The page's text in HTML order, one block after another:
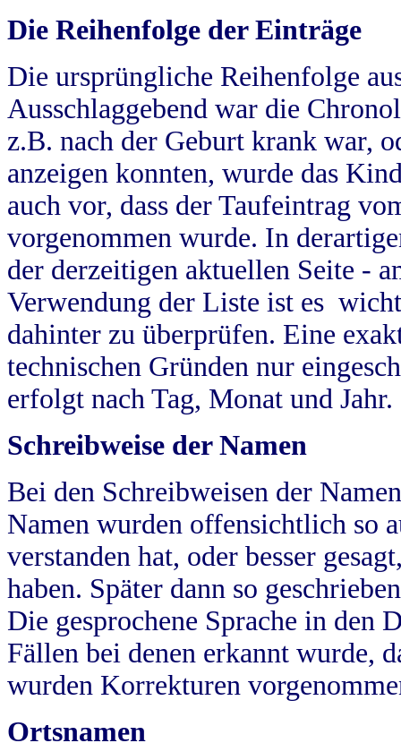
Die Reihenfolge der Einträge
Die ursprüngliche Reihenfolge
Ausschlaggebend war die
z.B. nach der Geburt krank war,
anzeigen konnten, wurde das
auch vor, dass der Taufeintrag
vorgenommen wurde. In
der derzeitigen aktuellen Seite -
Verwendung der Liste ist es
dahinter zu überprüfen. Eine
technischen Gründen nur
erfolgt nach Tag, Monat und Jahr.
Schreibweise der Namen
Bei den Schreibweisen der
Namen wurden offensichtlich so
verstanden hat, oder besser
haben. Später dann so
Die gesprochene Sprache in
Fällen bei denen erkannt wurde,
wurden Korrekturen
Ortsnamen